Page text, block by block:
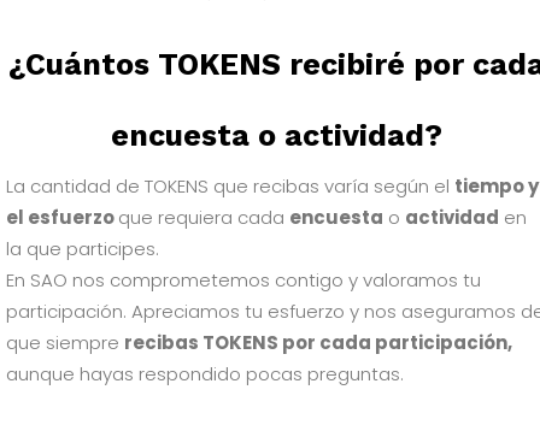
¿Cuántos TOKENS recibiré por
encuesta o actividad?
La cantidad de TOKENS que recibas varía según el tiempo y
el esfuerzoque requiera cada encuesta o actividad en
la que participes.
En SAO nos comprometemos contigo y valoramos tu
participación. Apreciamos tu esfuerzo y nos aseguramos
que siempre recibas TOKENS por cada participación,
aunque hayas respondido pocas preguntas.